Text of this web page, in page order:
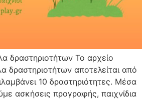
δραστηριοτήτων Το αρχείο
δραστηριοτήτων αποτελείται από
10 δραστηριότητες. Μέσα
ασκήσεις προγραφής, παιχνίδια